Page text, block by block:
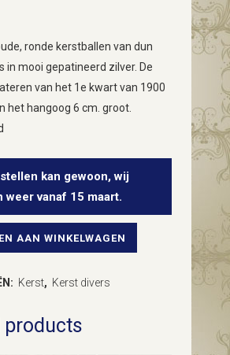
ronde kerstballen van dun
in mooi gepatineerd zilver. De
van het 1e kwart van 1900
het hangoog 6 cm. groot.
kan gewoon, wij
weer vanaf 15 maart.
AAN WINKELWAGEN
Kerst, Kerst divers
products